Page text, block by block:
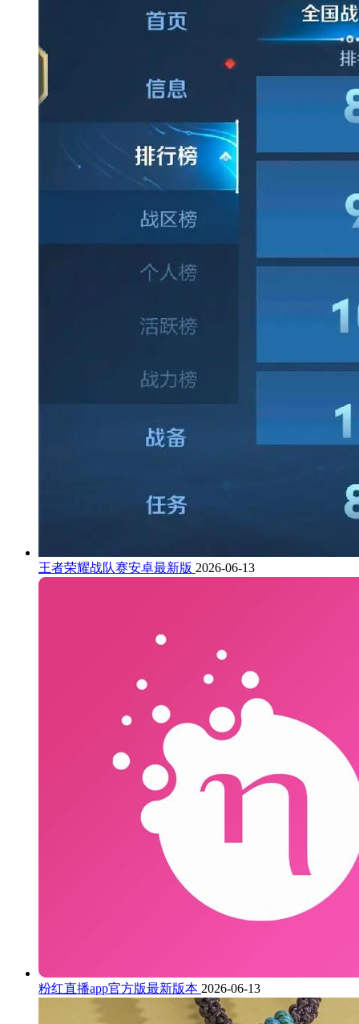
王者荣耀战队赛安卓最新版 2026-06-13
粉红直播app官方版最新版本 2026-06-13